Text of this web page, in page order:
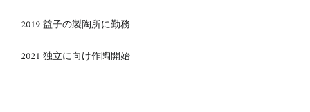
2019 益子の製陶所に勤務
2021 独立に向け作陶開始